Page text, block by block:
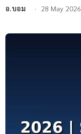
อ.บอม 28 May 2026